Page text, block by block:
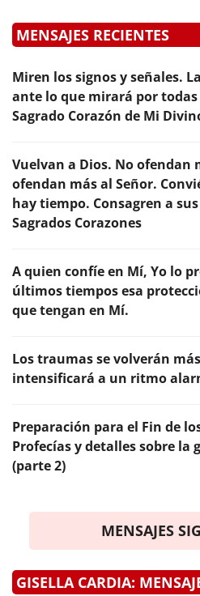
MENSAJES RECIENTES
Miren los signos y señales.
ante lo que mirará por
Sagrado Corazón de Mi
Vuelvan a Dios. No ofendan
ofendan más al Señor.
hay tiempo. Consagren a
Sagrados Corazones
A quien confíe en Mí, Yo lo
últimos tiempos esa
que tengan en Mí.
Los traumas se volverán
intensificará a un ritmo
Preparación para el Fin de
Profecías y detalles sobre la
(parte 2)
MENSAJES
GISELLA CARDIA: